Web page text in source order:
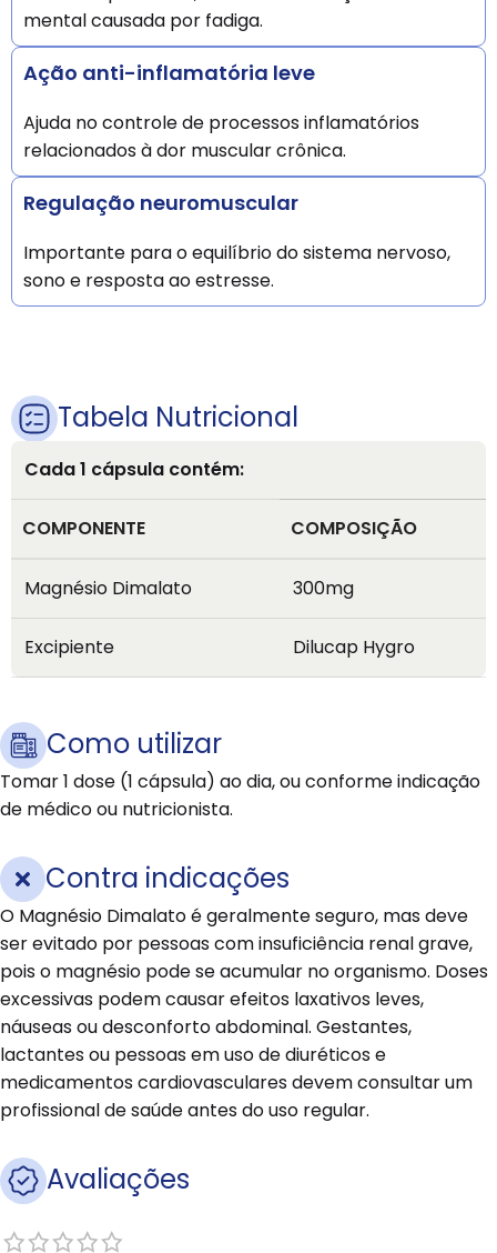
mental causada por fadiga.
Ação anti-inflamatória leve
Ajuda no controle de processos inflamatórios
relacionados à dor muscular crônica.
Regulação neuromuscular
Importante para o equilíbrio do sistema nervoso,
sono e resposta ao estresse.
Tabela Nutricional
Cada 1 cápsula contém:
COMPONENTE COMPOSIÇÃO
Magnésio Dimalato 300mg
Excipiente Dilucap Hygro
Como utilizar
Tomar 1 dose (1 cápsula) ao dia, ou conforme indicação
de médico ou nutricionista.
Contra indicações
O Magnésio Dimalato é geralmente seguro, mas deve
ser evitado por pessoas com insuficiência renal grave,
pois o magnésio pode se acumular no organismo. Doses
excessivas podem causar efeitos laxativos leves,
náuseas ou desconforto abdominal. Gestantes,
lactantes ou pessoas em uso de diuréticos e
medicamentos cardiovasculares devem consultar um
profissional de saúde antes do uso regular.
Avaliações